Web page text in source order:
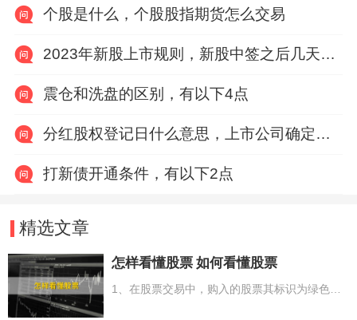
个股是什么，个股股指期货怎么交易
2023年新股上市规则，新股中签之后几天缴纳费用
震仓和洗盘的区别，有以下4点
分红股权登记日什么意思，上市公司确定享受分红权利的股东名单的截止日期
打新债开通条件，有以下2点
精选文章
怎样看懂股票 如何看懂股票
1、在股票交易中，购入的股票其标识为绿色，而售出的股票则呈红色；2、股票中的主要数据有股票名称、股票代码、股票委托号以及股票成交量；3、关于股票的涨跌情况，上涨状态中的股票呈红色，而下跌状态下的股票则为绿色；4、股票的成交情况是以“手”作为统计单位来计算总量；5、在股票K线图中，阳线意味着上涨，而阴线则表示下跌。